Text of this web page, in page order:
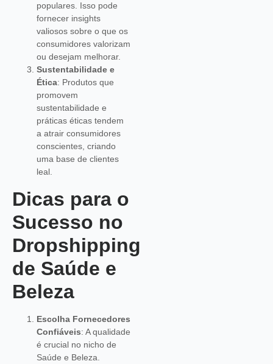
populares. Isso pode
fornecer insights
valiosos sobre o que os
consumidores valorizam
ou desejam melhorar.
Sustentabilidade e
Ética: Produtos que
promovem
sustentabilidade e
práticas éticas tendem
a atrair consumidores
conscientes, criando
uma base de clientes
leal.
Dicas para o
Sucesso no
Dropshipping
de Saúde e
Beleza
Escolha Fornecedores
Confiáveis: A qualidade
é crucial no nicho de
Saúde e Beleza.